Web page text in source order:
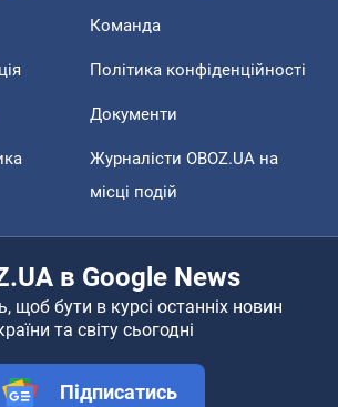
Команда
Політика конфіденційності
Документи
Журналісти OBOZ.UA на
місці подій
в Google News
щоб бути в курсі останніх новин
та світу сьогодні
Підписатись